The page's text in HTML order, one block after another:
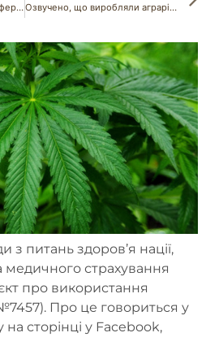
Уряд закликають звільнити фермерів у зоні бойових дій від сплати єдиного податку Озвучено, що виробляли аграрії найбільше у областях, де були або тривають бойові дії
з питань здоров’я нації,
страхування
про використання
Про це говориться у
на сторінці у Facebook,